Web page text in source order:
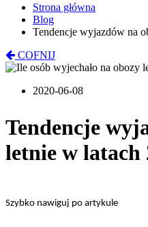
Strona główna
Blog
Tendencje wyjazdów na
COFNIJ
2020-06-08
Tendencje
letnie w latach
Szybko nawiguj po artykule